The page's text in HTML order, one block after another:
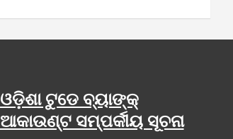
ଓଡ଼ିଶା ଟୁଡେ ବ୍ୟାଙ୍କ୍
ଆକାଉଣ୍ଟ ସମ୍ପର୍କୀୟ ସୂଚନା